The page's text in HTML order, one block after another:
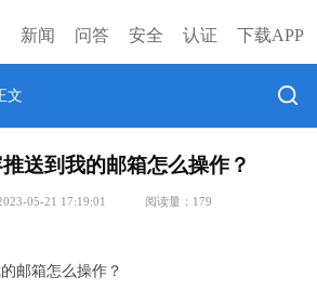
新闻 问答 安全 认证 下载APP
文
送到我的邮箱怎么操作？
05-21 17:19:01 阅读量： 179
邮箱怎么操作？